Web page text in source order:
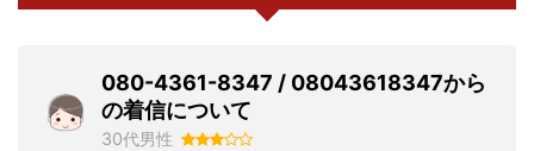
080-4361-8347 / 08043618347から
の着信について
30代男性